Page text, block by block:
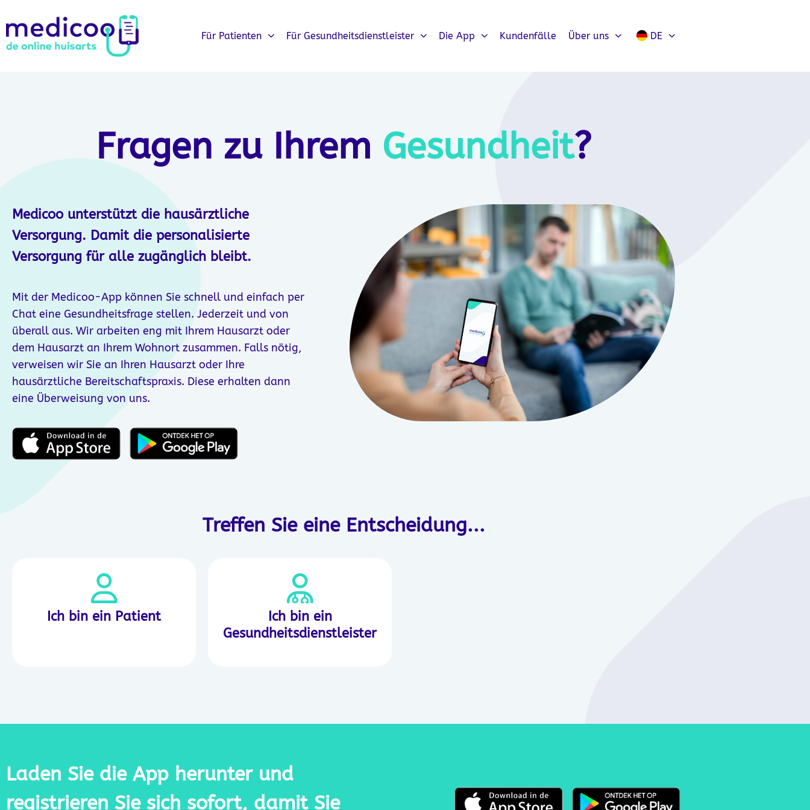
Für Patienten Für Gesundheitsdienstleister Die App Kundenfälle Über uns DE
Fragen zu Ihrem Gesundheit?
Medicoo unterstützt die hausärztliche
Versorgung. Damit die personalisierte
Versorgung für alle zugänglich bleibt.
Mit der Medicoo-App können Sie schnell und einfach per
Chat eine Gesundheitsfrage stellen. Jederzeit und von
überall aus. Wir arbeiten eng mit Ihrem Hausarzt oder
dem Hausarzt an Ihrem Wohnort zusammen. Falls nötig,
verweisen wir Sie an Ihren Hausarzt oder Ihre
hausärztliche Bereitschaftspraxis. Diese erhalten dann
eine Überweisung von uns.
Treffen Sie eine Entscheidung...
Ich bin ein Patient
Ich bin ein
Gesundheitsdienstleister
Laden Sie die App herunter und
registrieren Sie sich sofort, damit Sie